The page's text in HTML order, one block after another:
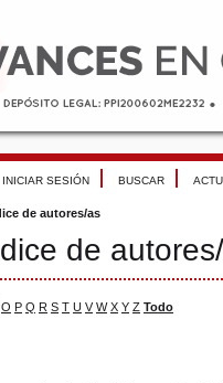
INICIAR SESIÓN BUSCAR
de autores/as
de
O P Q R S T U V W X Y Z Todo